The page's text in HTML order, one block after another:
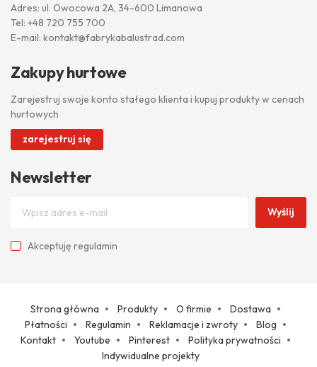
Adres: ul. Owocowa 2A, 34-600 Limanowa
Tel: +48 720 755 700
E-mail: kontakt@fabrykabalustrad.com
Zakupy hurtowe
Zarejestruj swoje konto stałego klienta i kupuj produkty w cenach
hurtowych
zarejestruj się
Newsletter
Wyślij
Akceptuję regulamin
Strona główna Produkty O firmie
Dostawa
Płatności
Regulamin Reklamacje i zwroty
Blog
Kontakt
Youtube Pinterest
Polityka prywatności
Indywidualne projekty